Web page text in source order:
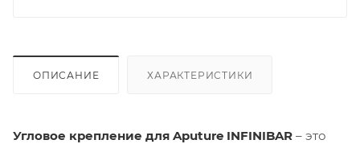
ОПИСАНИЕ ХАРАКТЕРИСТИКИ
Угловое крепление для Aputure INFINIBAR – это